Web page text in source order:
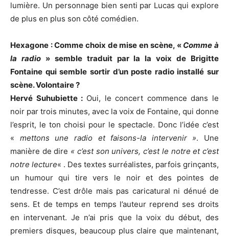
lumière. Un personnage bien senti par Lucas qui explore
de plus en plus son côté comédien.
Hexagone : Comme choix de mise en scène, « Comme à
la radio» semble traduit par la la voix de Brigitte
Fontaine qui semble sortir d’un poste radio installé sur
scène. Volontaire ?
Hervé Suhubiette : Oui, le concert commence dans le
noir par trois minutes, avec la voix de Fontaine, qui donne
l’esprit, le ton choisi pour le spectacle. Donc l’idée c’est
« mettons une radio et faisons-la intervenir ». Une
manière de dire « c’est son univers, c’est le notre et c’est
notre lecture« . Des textes surréalistes, parfois grinçants,
un humour qui tire vers le noir et des pointes de
tendresse. C’est drôle mais pas caricatural ni dénué de
sens. Et de temps en temps l’auteur reprend ses droits
en intervenant. Je n’ai pris que la voix du début, des
premiers disques, beaucoup plus claire que maintenant,